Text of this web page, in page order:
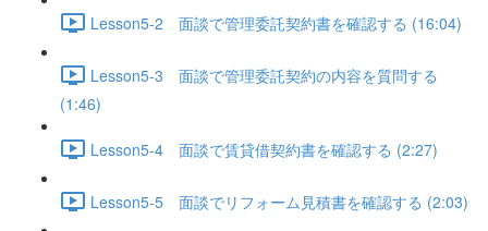
Lesson5-2 面談で管理委託契約書を確認する (16:04)
Lesson5-3 面談で管理委託契約の内容を質問する
(1:46)
Lesson5-4 面談で賃貸借契約書を確認する (2:27)
Lesson5-5 面談でリフォーム見積書を確認する (2:03)